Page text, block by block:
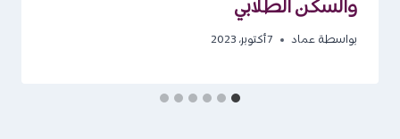
والسكن الطلابي
بواسطة عماد 7 أكتوبر، 2023